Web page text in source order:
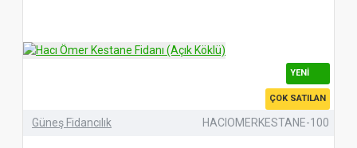
YENI
ÇOK SATILAN
Güneş Fidancılık HACIOMERKESTANE-100